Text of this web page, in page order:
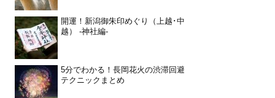
開運！新潟御朱印めぐり（上越･中
越） -神社編-
5分でわかる！長岡花火の渋滞回避
テクニックまとめ